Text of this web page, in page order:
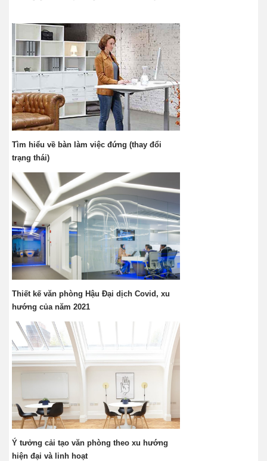
Tìm hiểu về bàn làm việc đứng (thay đổi
trạng thái)
Thiết kế văn phòng Hậu Đại dịch Covid, xu
hướng của năm 2021
Ý tưởng cải tạo văn phòng theo xu hướng
hiện đại và linh hoạt